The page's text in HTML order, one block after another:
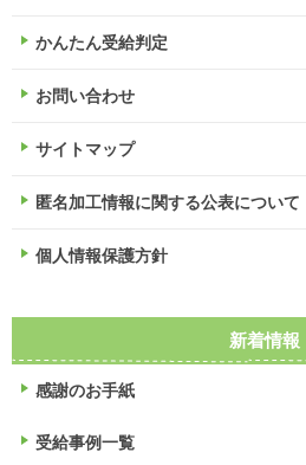
かんたん受給判定
お問い合わせ
サイトマップ
匿名加工情報に関する公表について
個人情報保護方針
新着情報
感謝のお手紙
受給事例一覧